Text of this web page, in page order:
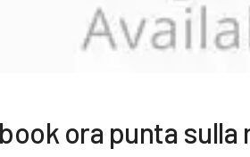
ora punta